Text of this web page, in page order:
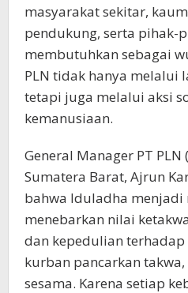
masyarakat sekitar,
pendukung, serta pihak-
membutuhkan sebagai
PLN tidak hanya melalui
tetapi juga melalui aksi
kemanusiaan.
General Manager PT PLN
Sumatera Barat, Ajrun
bahwa Iduladha
menebarkan nilai
dan kepedulian terhadap
kurban pancarkan
sesama. Karena setiap